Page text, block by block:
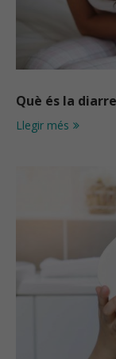
Què és la
Llegir més